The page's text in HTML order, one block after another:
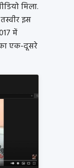
मिला.
इस
में
का एक-दूसरे